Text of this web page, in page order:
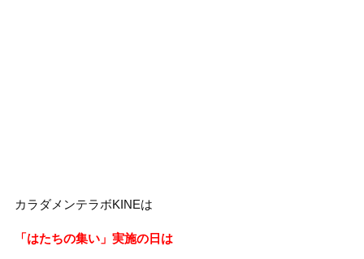
カラダメンテラボKINEは
「はたちの集い」実施の日は